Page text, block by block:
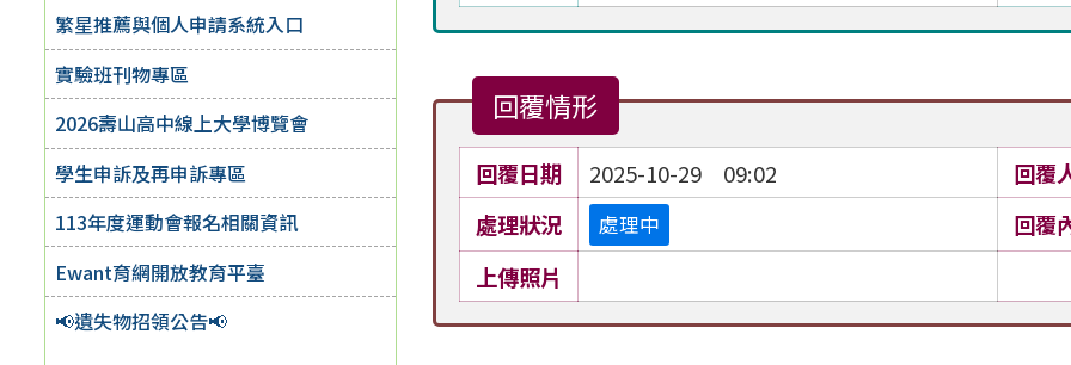
繁星推薦與個人申請系統入口
實驗班刊物專區
2026壽山高中線上大學博覽會
學生申訴及再申訴專區
113年度運動會報名相關資訊
Ewant育網開放教育平臺
📢遺失物招領公告📢
回覆情形
回覆日期 2025-10-29 09:02
回覆
處理狀況
處理中
回覆
上傳照片